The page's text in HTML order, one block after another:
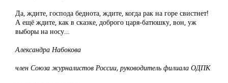
Да, ждите, господа беднота, ждите, когда рак на горе свистнет!
А ещё ждите, как в сказке, доброго царя-батюшку, вон, уж
выборы на носу…
Александра Набокова
член Союза журналистов России, руководитель филиала ОДПК